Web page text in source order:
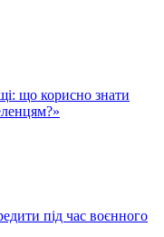
що корисно знати
під час воєнного